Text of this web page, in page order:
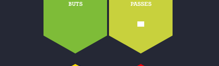
BUTS PASSES
-